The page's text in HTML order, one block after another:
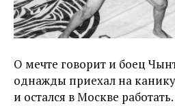
О мечте говорит и боец
однажды приехал на
и остался в Москве работать.